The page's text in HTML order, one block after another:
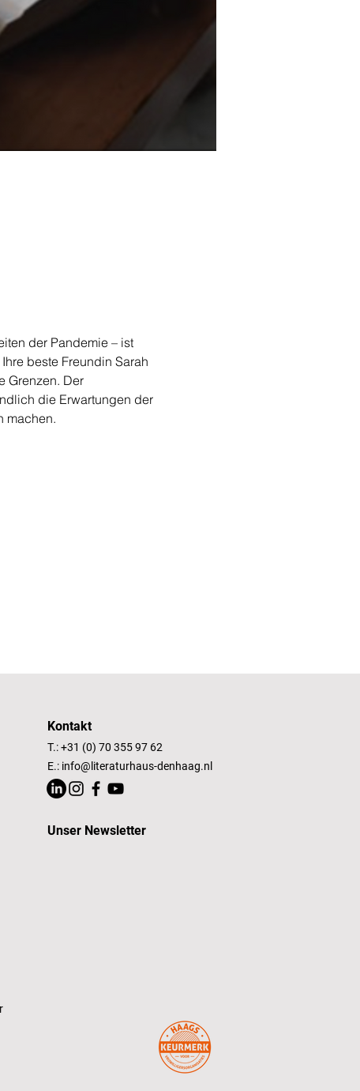
der Pandemie – ist
beste Freundin Sarah
Grenzen. Der
die Erwartungen der
machen.
Kontakt
T.: +31 (0) 70 355 97 62
E.: info@literaturhaus-denhaag.nl
Unser Newsletter